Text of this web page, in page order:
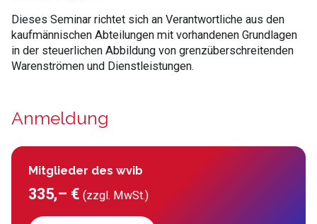
Dieses Seminar richtet sich an Verantwortliche aus den
kaufmännischen Abteilungen mit vorhandenen Grundlagen
in der steuerlichen Abbildung von grenzüberschreitenden
Warenströmen und Dienstleistungen.
Anmeldung
Mitglieder des wvib
335,– €(zzgl. MwSt.)